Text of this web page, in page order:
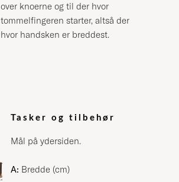
over knoerne og til der hvor
tommelfingeren starter, altså der
hvor handsken er breddest.
Tasker og tilbehør
Mål på ydersiden.
A: Bredde (cm)